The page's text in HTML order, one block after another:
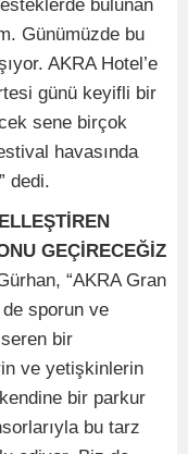
bulunan
Günümüzde bu
AKRA Hotel’e
günü keyifli bir
sene birçok
havasında
dedi.
GEÇİRECEĞİZ
“AKRA Gran
sporun ve
bir
ve yetişkinlerin
bir parkur
bu tarz